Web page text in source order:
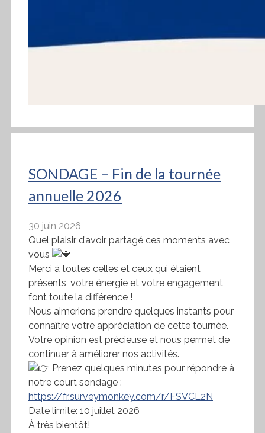
SONDAGE – Fin de la tournée
annuelle 2026
30 juin 2026
Quel plaisir d’avoir partagé ces moments avec
vous
Merci à toutes celles et ceux qui étaient
présents, votre énergie et votre engagement
font toute la différence !
Nous aimerions prendre quelques instants pour
connaître votre appréciation de cette tournée.
Votre opinion est précieuse et nous permet de
continuer à améliorer nos activités.
Prenez quelques minutes pour répondre à
notre court sondage :
https://fr.surveymonkey.com/r/FSVCL2N
Date limite: 10 juillet 2026
À très bientôt!